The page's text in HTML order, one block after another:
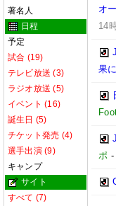
著名人
日程
予定
試合 (19)
テレビ放送 (3)
ラジオ放送 (5)
イベント (16)
誕生日 (5)
チケット発売 (4)
選手出演 (9)
キャンプ
サイト
すべて (7)
オ
14
果
ポ -